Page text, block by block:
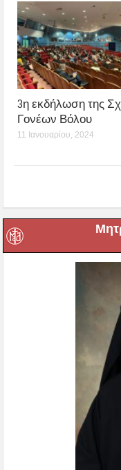
3η εκδήλωση της
Γονέων Βόλου
11 Ιανουαρίου, 2024